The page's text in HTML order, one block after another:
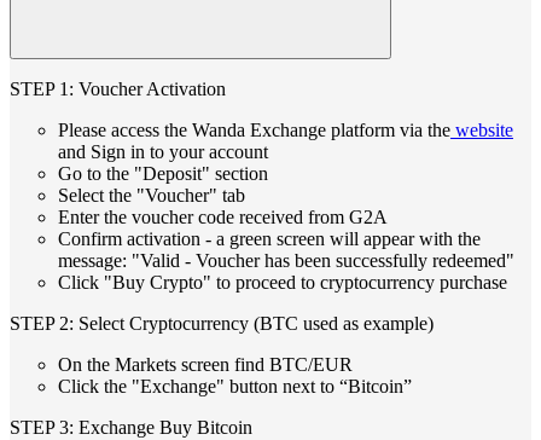
STEP 1: Voucher Activation
Please access the Wanda Exchange platform via the website
and Sign in to your account
Go to the "Deposit" section
Select the "Voucher" tab
Enter the voucher code received from G2A
Confirm activation - a green screen will appear with the
message: "Valid - Voucher has been successfully redeemed"
Click "Buy Crypto" to proceed to cryptocurrency purchase
STEP 2: Select Cryptocurrency (BTC used as example)
On the Markets screen find BTC/EUR
Click the "Exchange" button next to “Bitcoin”
STEP 3: Exchange Buy Bitcoin